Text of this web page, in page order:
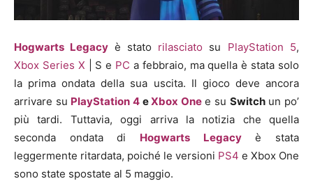
Hogwarts Legacy è stato rilasciato su PlayStation 5,
Xbox Series X | S e PC a febbraio, ma quella è stata solo
la prima ondata della sua uscita. Il gioco deve ancora
arrivare su PlayStation 4eXbox Onee su Switchun po’
più tardi. Tuttavia, oggi arriva la notizia che quella
seconda ondata di Hogwarts Legacyè stata
leggermente ritardata, poiché le versioni PS4 e Xbox One
sono state spostate al 5 maggio.